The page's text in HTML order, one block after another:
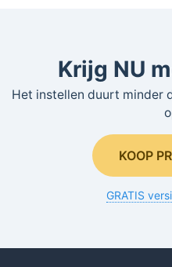
Krijg NU
Het instellen duurt minder
KOOP
GRATIS